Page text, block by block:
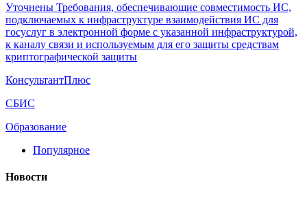
Уточнены Требования, обеспечивающие совместимость ИС,
подключаемых к инфраструктуре взаимодействия ИС для
госуслуг в электронной форме с указанной инфраструктурой,
к каналу связи и используемым для его защиты средствам
криптографической защиты
КонсультантПлюс
СБИС
Образование
Популярное
Новости